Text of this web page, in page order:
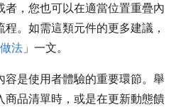
，您也可以在適當位置重疊內
。如需這類元件的更多建議，
法 」一文。
是使用者體驗的重要環節。舉
商品清單時，或是在更新動態饋